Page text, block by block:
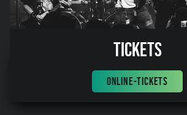
Tickets
ONLINE-TICKETS